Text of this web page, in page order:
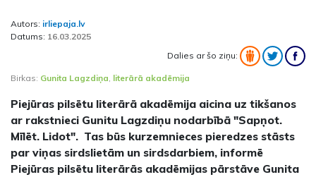
Autors: irliepaja.lv
Datums: 16.03.2025
Dalies ar šo ziņu:
Birkas: Gunita Lagzdiņa, literārā akadēmija
Piejūras pilsētu literārā akadēmija aicina uz tikšanos
ar rakstnieci Gunitu Lagzdiņu nodarbībā "Sapņot.
Mīlēt. Lidot". Tas būs kurzemnieces pieredzes stāsts
par viņas sirdslietām un sirdsdarbiem, informē
Piejūras pilsētu literārās akadēmijas pārstāve Gunita